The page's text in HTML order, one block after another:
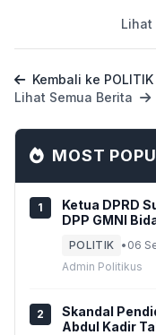
Lihat
Kembali ke POLITIK
Lihat Semua Berita
MOST
1
Ketua DPRD
DPP GMNI Bidang
GmnI
POLITIK • 06
Admin Politikus
2
Skandal
Abdul Kadir